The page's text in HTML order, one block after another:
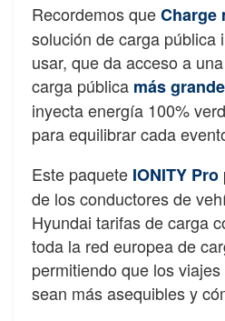
Recordemos queCharge
solución de carga pública
usar, que da acceso a
carga pública más
inyecta energía 100%
para equilibrar cada
Este paquete IONITY Pro
de los conductores de
Hyundai tarifas de carga
toda la red europea de
permitiendo que los
sean más asequibles y